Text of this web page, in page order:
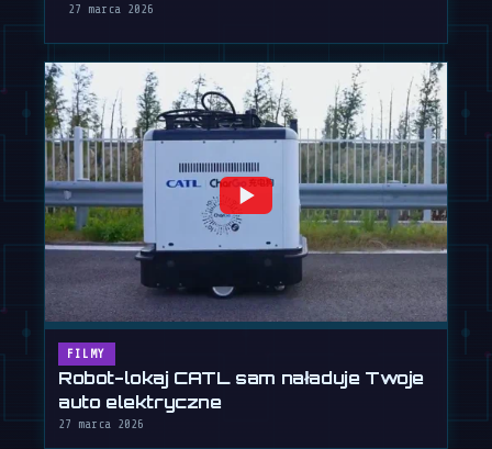
symulacji robotów. To przełom w …
27 marca 2026
FILMY
Robot-lokaj CATL sam naładuje Twoje
auto elektryczne
27 marca 2026